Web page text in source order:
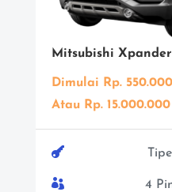
Mitsubishi
Dimulai Rp.
Atau Rp.

 4